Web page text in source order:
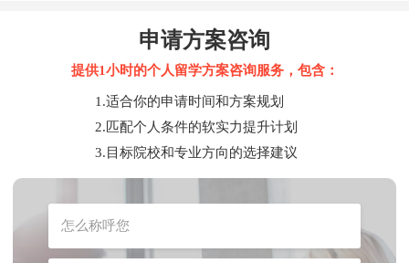
申请方案咨询
提供1小时的个人留学方案咨询服务，包含：
1.适合你的申请时间和方案规划
2.匹配个人条件的软实力提升计划
3.目标院校和专业方向的选择建议